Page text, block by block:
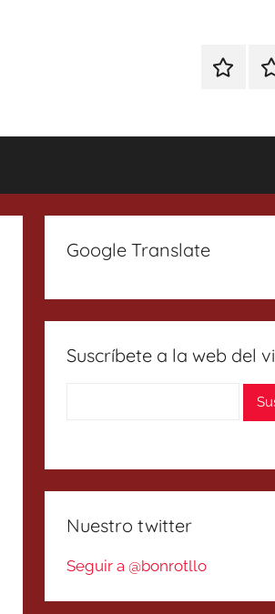
Especial
Google Translate
Suscríbete a la web del
Nuestro twitter
Seguir a @bonrotllo